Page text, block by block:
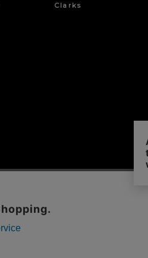
Clarks